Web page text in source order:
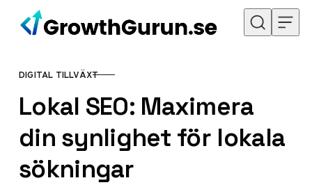
Hoppa till innehåll
KATEGORI
DIGITAL TILLVÄXT
Lokal SEO: Maximera
din synlighet för lokala
sökningar